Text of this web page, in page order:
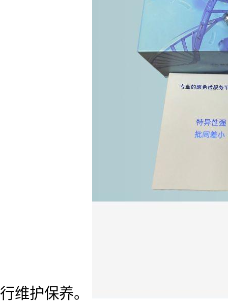
行维护保养。